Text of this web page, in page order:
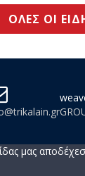
ΣΜΥ
Τοπικά -